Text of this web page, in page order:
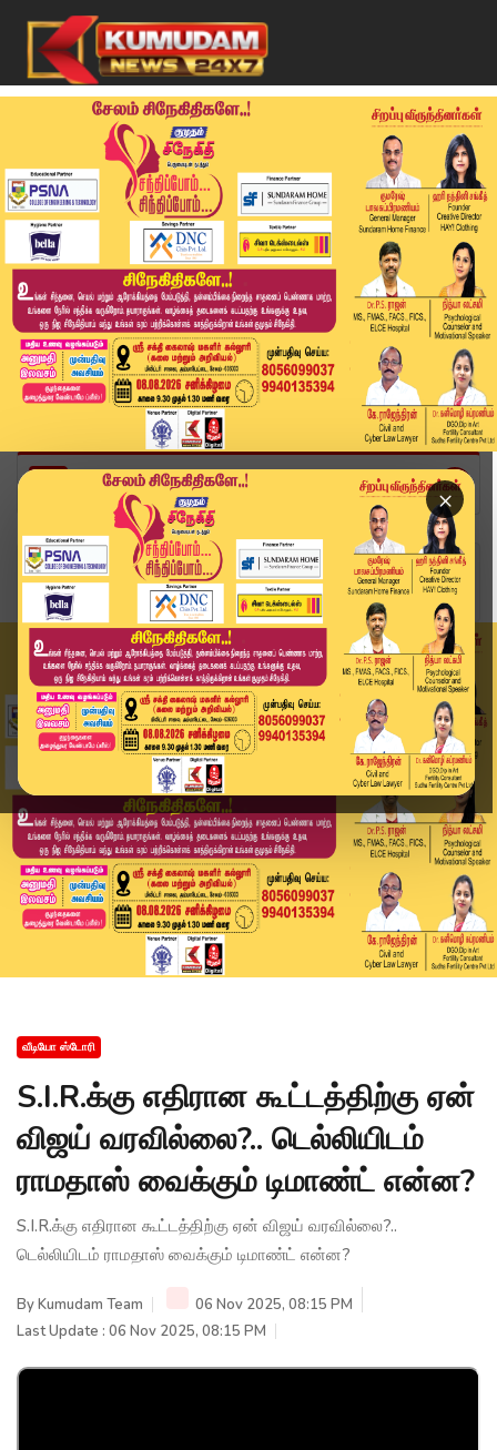
×
Home
வீடியோ ஸ்டோரி
S.I.R.க்கு எதிரான கூட்டத்திற்கு ஏன் விஜய் வரவில...
வீடியோ ஸ்டோரி
S.I.R.க்கு எதிரான கூட்டத்திற்கு ஏன்
விஜய் வரவில்லை?.. டெல்லியிடம்
ராமதாஸ் வைக்கும் டிமாண்ட் என்ன?
S.I.R.க்கு எதிரான கூட்டத்திற்கு ஏன் விஜய் வரவில்லை?..
டெல்லியிடம் ராமதாஸ் வைக்கும் டிமாண்ட் என்ன?
ByKumudam Team
06 Nov 2025, 08:15 PM
Last Update : 06 Nov 2025, 08:15 PM